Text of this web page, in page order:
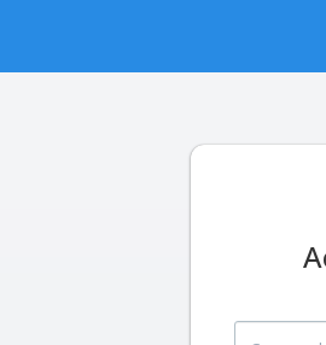
Correo